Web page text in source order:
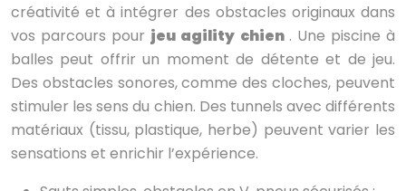
créativité et à intégrer des obstacles originaux dans
vos parcours pour jeu agility chien . Une piscine à
balles peut offrir un moment de détente et de jeu.
Des obstacles sonores, comme des cloches, peuvent
stimuler les sens du chien. Des tunnels avec différents
matériaux (tissu, plastique, herbe) peuvent varier les
sensations et enrichir l’expérience.